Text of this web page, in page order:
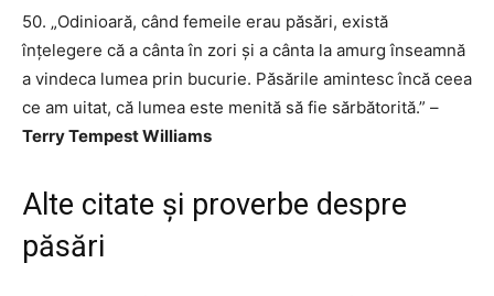
50. „Odinioară, când femeile erau păsări, există
înțelegere că a cânta în zori și a cânta la amurg înseamnă
a vindeca lumea prin bucurie. Păsările amintesc încă ceea
ce am uitat, că lumea este menită să fie sărbătorită.” –
Terry Tempest Williams
Alte citate și proverbe despre
păsări